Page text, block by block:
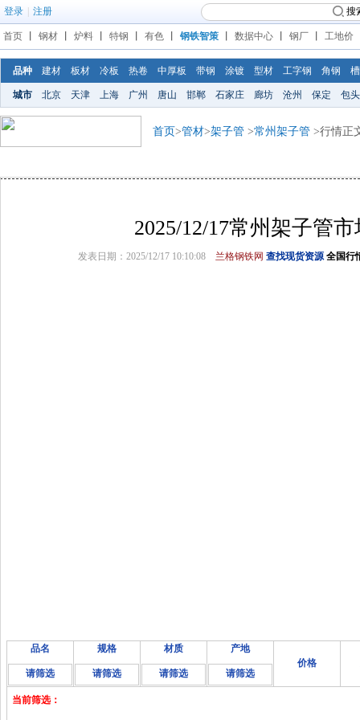
登录 注册 搜
首页 钢材 炉料 特钢 有色 钢铁智策 数据中心 钢厂 工地价
品种 建材 板材 冷板 热卷 中厚板 带钢 涂镀 型材 工字钢 角钢
城市 北京 天津 上海 广州 唐山 邯郸 石家庄 廊坊 沧州 保定 包头
首页>管材>架子管 >常州架子管 >行情正
2025/12/17常州架子管
发表日期：2025/12/17 10:10:08 兰格钢铁网 查找现货资源 全国行
品名
请筛选
规格
请筛选
材质
请筛选
产地
请筛选
价格
当前筛选：